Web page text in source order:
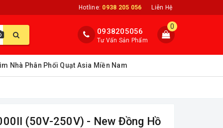
Hotline: 0938 205 056 Liên Hệ
0
0938205056
Tư Vấn Sản Phẩm
Nhà Phân Phối Quạt Asia Miền Nam
(50V-250V) - New Đồng Hồ